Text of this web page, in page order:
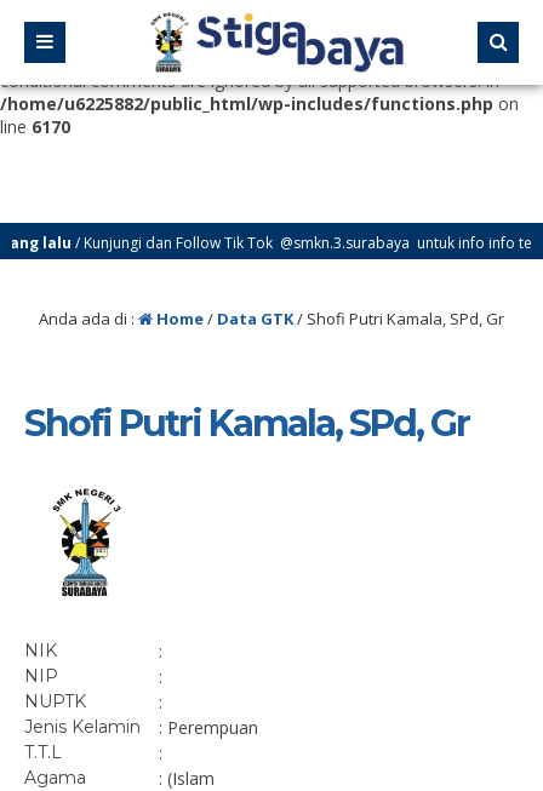
Deprecated
: Function WP_Dependencies->add_data() was called
with an argument that is
deprecated
since version 6.9.0! IE
conditional comments are ignored by all supported browsers. in
/home/u6225882/public_html/wp-includes/functions.php on
line 6170
lalu/ Kunjungi dan Follow Tik Tok @smkn.3.surabaya untuk info info
Anda ada di : Home/ Data GTK/ Shofi Putri Kamala, SPd, Gr
Shofi Putri Kamala, SPd, Gr
NIK :
NIP :
NUPTK :
Jenis Kelamin : Perempuan
T.T.L :
Agama : (Islam